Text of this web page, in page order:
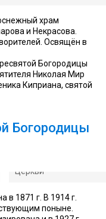
храм
и Некрасова.
Освящён в
Богородицы
Николая Мир
Киприана, святой
Богородицы
Церкви
в 1871 г. В 1914 г.
поныне.